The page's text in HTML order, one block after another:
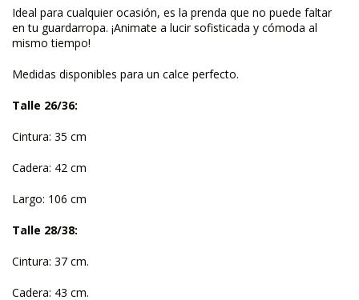
Ideal para cualquier ocasión, es la prenda que no puede faltar
en tu guardarropa. ¡Animate a lucir sofisticada y cómoda al
mismo tiempo!
Medidas disponibles para un calce perfecto.
Talle 26/36:
Cintura: 35 cm
Cadera: 42 cm
Largo: 106 cm
Talle 28/38:
Cintura: 37 cm.
Cadera: 43 cm.